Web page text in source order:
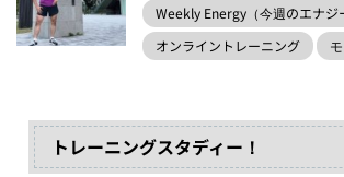
Weekly Energy（今週のエナジ
オンライントレーニング
トレーニングスタディー！